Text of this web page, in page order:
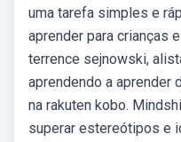
uma tarefa simples e
aprender para crianças
terrence sejnowski,
aprendendo a aprender
na rakuten kobo.
superar estereótipos e